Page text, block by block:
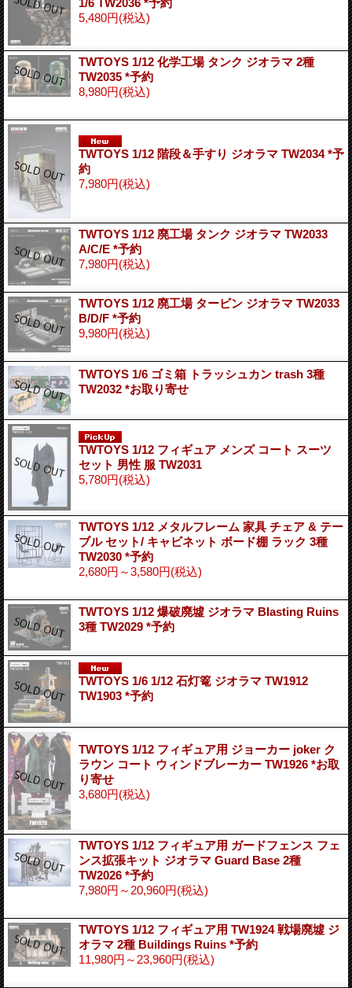
5,480円(税込)
TWTOYS 1/12 化学工場 タンク ジオラマ 2種
TW2035 *予約
8,980円(税込)
TWTOYS 1/12 階段＆手すり ジオラマ TW2034 *予
約
7,980円(税込)
TWTOYS 1/12 廃工場 タンク ジオラマ TW2033
A/C/E *予約
7,980円(税込)
TWTOYS 1/12 廃工場 タービン ジオラマ TW2033
B/D/F *予約
9,980円(税込)
TWTOYS 1/6 ゴミ箱 トラッシュカン trash 3種
TW2032 *お取り寄せ
TWTOYS 1/12 フィギュア メンズ コート スーツ
セット 男性 服 TW2031
5,780円(税込)
TWTOYS 1/12 メタルフレーム 家具 チェア & テー
ブル セット/ キャビネット ボード棚 ラック 3種
TW2030 *予約
2,680円～3,580円(税込)
TWTOYS 1/12 爆破廃墟 ジオラマ Blasting Ruins
3種 TW2029 *予約
TWTOYS 1/6 1/12 石灯篭 ジオラマ TW1912
TW1903 *予約
TWTOYS 1/12 フィギュア用 ジョーカー joker ク
ラウン コート ウィンドブレーカー TW1926 *お取
り寄せ
3,680円(税込)
TWTOYS 1/12 フィギュア用 ガードフェンス フェ
ンス拡張キット ジオラマ Guard Base 2種
TW2026 *予約
7,980円～20,960円(税込)
TWTOYS 1/12 フィギュア用 TW1924 戦場廃墟 ジ
オラマ 2種 Buildings Ruins *予約
11,980円～23,960円(税込)